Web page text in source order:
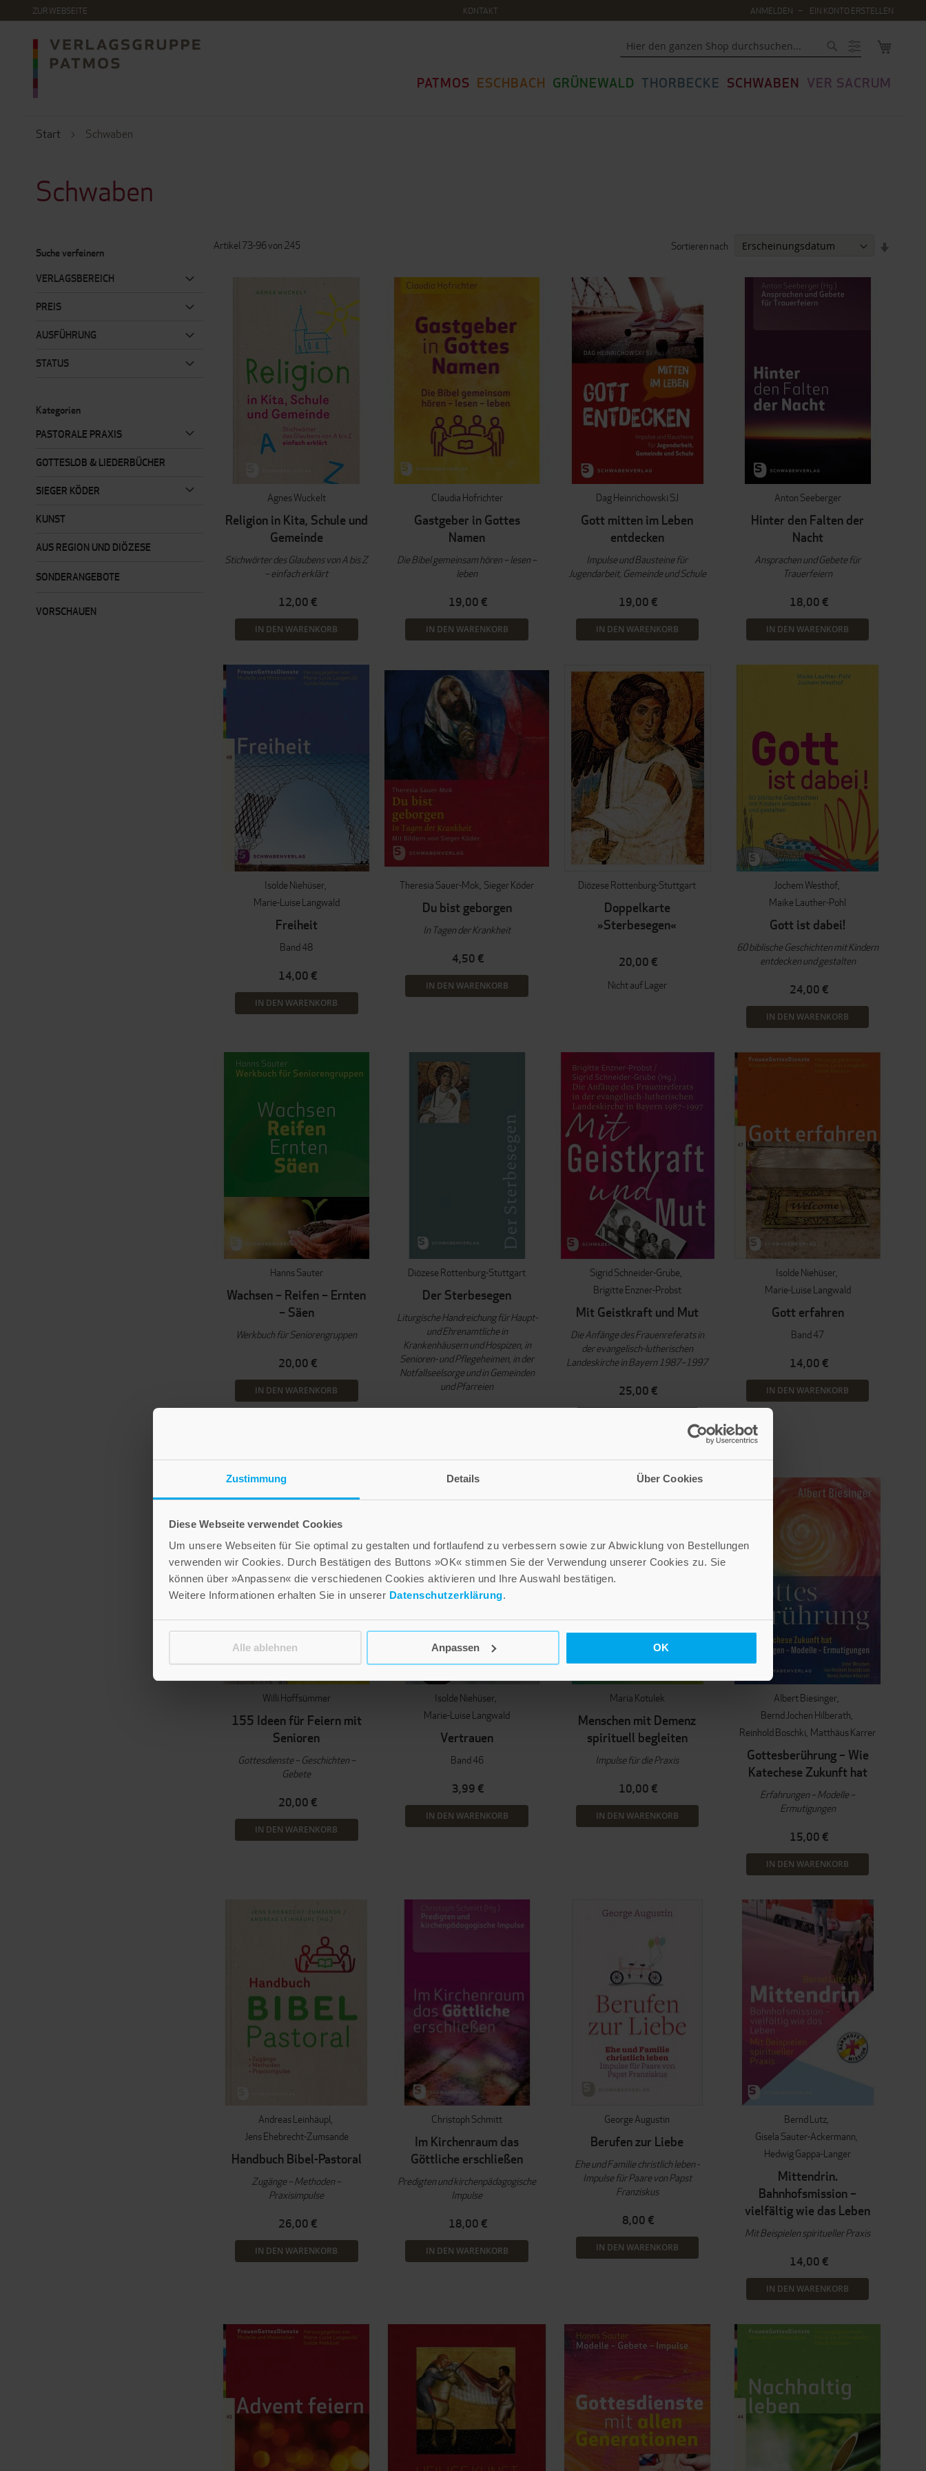
Zustimmung Details Über Cookies
Diese Webseite verwendet Cookies
Um unsere Webseiten für Sie optimal zu gestalten und fortlaufend zu verbessern sowie zur Abwicklung von Bestellungen
verwenden wir Cookies. Durch Bestätigen des Buttons »OK« stimmen Sie der Verwendung unserer Cookies zu. Sie
können über »Anpassen« die verschiedenen Cookies aktivieren und Ihre Auswahl bestätigen.
Weitere Informationen erhalten Sie in unserer Datenschutzerklärung.
Alle ablehnen Anpassen OK
ZUR WEBSEITE KONTAKT
DIREKT
INHALT
ANMELDEN EIN KONTO ERSTELLEN
PATMOS ESCHBACH GRÜNEWALD THORBECKE SCHWABEN VER SACRUM
Start Schwaben
Schwaben
Artikel73-96von 245 Sortieren nach
Agnes Wuckelt
Religion in Kita, Schule und
Gemeinde
Stichwörter des Glaubens von A bis Z
– einfach erklärt
12,00 €
IN DEN WARENKORB
Claudia Hofrichter
Gastgeber in Gottes
Namen
Die Bibel gemeinsam hören – lesen –
leben
19,00 €
IN DEN WARENKORB
Dag Heinrichowski SJ
Gott mitten im Leben
entdecken
Impulse und Bausteine für
Jugendarbeit, Gemeinde und Schule
19,00 €
IN DEN WARENKORB
Anton Seeberger
Hinter den Falten der
Nacht
Ansprachen und Gebete für
Trauerfeiern
18,00 €
IN DEN WARENKORB
Isolde Niehüser
Marie-Luise Langwald
Freiheit
Band 48
14,00 €
IN DEN WARENKORB
Theresia Sauer-Mok Sieger Köder
Du bist geborgen
In Tagen der Krankheit
4,50 €
IN DEN WARENKORB
Diözese Rottenburg-Stuttgart
Doppelkarte
»Sterbesegen«
20,00 €
Nicht auf Lager
Jochem Westhof
Maike Lauther-Pohl
Gott ist dabei!
60 biblische Geschichten mit Kindern
entdecken und gestalten
24,00 €
IN DEN WARENKORB
Hanns Sauter
Wachsen – Reifen – Ernten
– Säen
Werkbuch für Seniorengruppen
20,00 €
IN DEN WARENKORB
Diözese Rottenburg-Stuttgart
Der Sterbesegen
Liturgische Handreichung für Haupt-
und Ehrenamtliche in
Krankenhäusern und Hospizen, in
Senioren- und Pflegeheimen, in der
Notfallseelsorge und in Gemeinden
und Pfarreien
Sigrid Schneider-Grube
Brigitte Enzner-Probst
Mit Geistkraft und Mut
Die Anfänge des Frauenreferats in
der evangelisch-lutherischen
Landeskirche in Bayern 1987–1997
25,00 €
Isolde Niehüser
Marie-Luise Langwald
Gott erfahren
Band 47
14,00 €
IN DEN WARENKORB
Willi Hoffsümmer
155 Ideen für Feiern mit
Senioren
Gottesdienste – Geschichten –
Gebete
20,00 €
IN DEN WARENKORB
Isolde Niehüser
Marie-Luise Langwald
Vertrauen
Band 46
3,99 €
IN DEN WARENKORB
Maria Kotulek
Menschen mit Demenz
spirituell begleiten
Impulse für die Praxis
10,00 €
IN DEN WARENKORB
Albert Biesinger
Bernd Jochen Hilberath
Reinhold Boschki Matthäus Karrer
Gottesberührung – Wie
Katechese Zukunft hat
Erfahrungen – Modelle –
Ermutigungen
15,00 €
IN DEN WARENKORB
Andreas Leinhäupl
Jens Ehebrecht-Zumsande
Handbuch Bibel-Pastoral
Zugänge – Methoden –
Praxisimpulse
26,00 €
IN DEN WARENKORB
Christoph Schmitt
Im Kirchenraum das
Göttliche erschließen
Predigten und kirchenpädagogische
Impulse
18,00 €
IN DEN WARENKORB
George Augustin
Berufen zur Liebe
Ehe und Familie christlich leben -
Impulse für Paare von Papst
Franziskus
8,00 €
IN DEN WARENKORB
Bernd Lutz
Gisela Sauter-Ackermann
Hedwig Gappa-Langer
Mittendrin.
Bahnhofsmission –
vielfältig wie das Leben
Mit Beispielen spiritueller Praxis
14,00 €
IN DEN WARENKORB
Suche verfeinern
VERLAGSBEREICH
PREIS
AUSFÜHRUNG
STATUS
Kategorien
PASTORALE PRAXIS
GOTTESLOB & LIEDERBÜCHER
SIEGER KÖDER
KUNST
AUS REGION UND DIÖZESE
SONDERANGEBOTE
VORSCHAUEN